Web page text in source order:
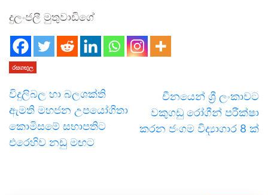
දුලංජලී මුතුවාඩිගේ
රසගඟුල
විදුලිබල හා බලශක්ති
ඇමති මහජන උපයෝගිතා
කොමිසමේ සභාපතිට
එරෙහිව නඩු මඟට
චීනයෙන් ශ්‍රී ලංකාවට
වකුගඩු රෝගීන් පරීක්ෂා
කරන ජංගම විද්‍යාගාර 8 ක්